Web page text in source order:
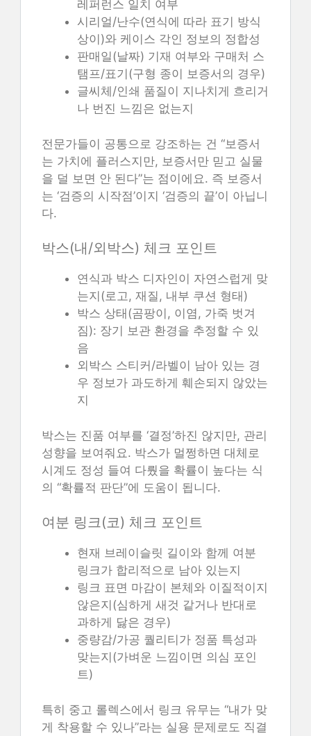
레퍼런스 일치 여부
시리얼/난수(연식에 따라 표기 방식
상이)와 케이스 각인 정보의 정합성
판매일(날짜) 기재 여부와 구매처 스
탬프/표기(구형 종이 보증서의 경우)
글씨체/인쇄 품질이 지나치게 흐리거
나 번진 느낌은 없는지
전문가들이 공통으로 강조하는 건 “보증서
는 가치에 플러스지만, 보증서만 믿고 실물
을 덜 보면 안 된다”는 점이에요. 즉 보증서
는 ‘검증의 시작점’이지 ‘검증의 끝’이 아닙니
다.
박스(내/외박스) 체크 포인트
연식과 박스 디자인이 자연스럽게 맞
는지(로고, 재질, 내부 쿠션 형태)
박스 상태(곰팡이, 이염, 가죽 벗겨
짐): 장기 보관 환경을 추정할 수 있
음
외박스 스티커/라벨이 남아 있는 경
우 정보가 과도하게 훼손되지 않았는
지
박스는 진품 여부를 ‘결정’하진 않지만, 관리
성향을 보여줘요. 박스가 멀쩡하면 대체로
시계도 정성 들여 다뤘을 확률이 높다는 식
의 “확률적 판단”에 도움이 됩니다.
여분 링크(코) 체크 포인트
현재 브레이슬릿 길이와 함께 여분
링크가 합리적으로 남아 있는지
링크 표면 마감이 본체와 이질적이지
않은지(심하게 새것 같거나 반대로
과하게 닳은 경우)
중량감/가공 퀄리티가 정품 특성과
맞는지(가벼운 느낌이면 의심 포인
트)
특히 중고 롤렉스에서 링크 유무는 “내가 맞
게 착용할 수 있나”라는 실용 문제로도 직결